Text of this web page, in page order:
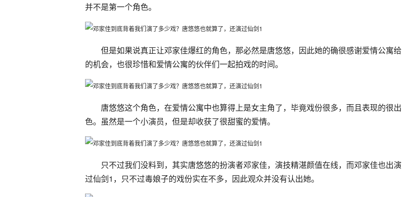
并不是第一个角色。
但是如果说真正让邓家佳爆红的角色，那必然是唐悠悠，因此她的确很感谢爱情公寓给
的机会，也很珍惜和爱情公寓的伙伴们一起拍戏的时间。
唐悠悠这个角色，在爱情公寓中也算得上是女主角了，毕竟戏份很多，而且表现的很出
色。虽然是一个小演员，但是却收获了很甜蜜的爱情。
只不过我们没料到，其实唐悠悠的扮演者邓家佳，演技精湛颜值在线，而邓家佳也出演
过仙剑1，只不过毒娘子的戏份实在不多，因此观众并没有认出她。